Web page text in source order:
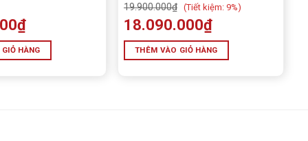
₫
HÀNG
19.900.000₫ (Tiết kiệm: 9%)
18.090.000₫
THÊM VÀO GIỎ HÀNG